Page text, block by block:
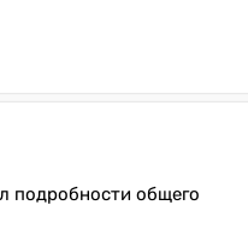
подробности общего